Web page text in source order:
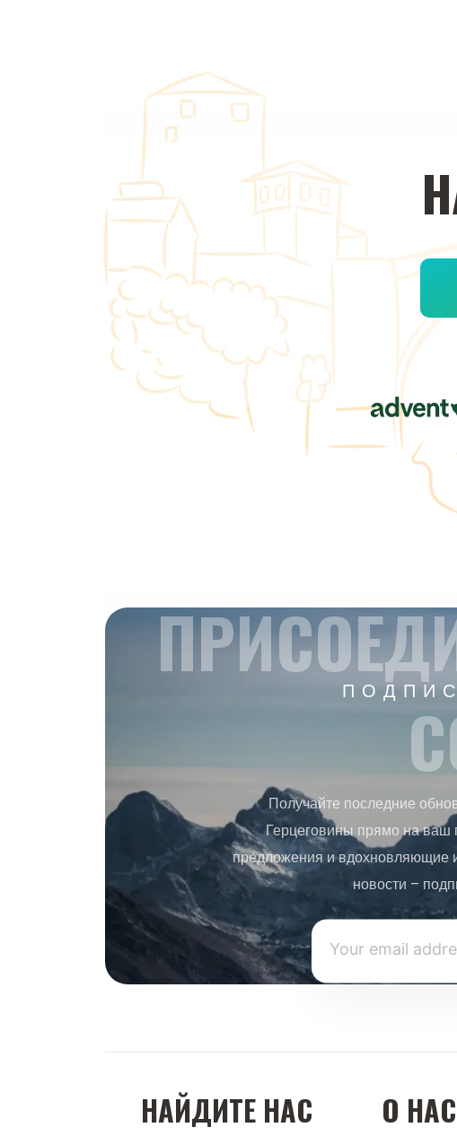
Получайте последние
Герцеговины прямо на ваш
предложения и вдохновляющие
новости –
НАЙДИТЕ НАС О НАС